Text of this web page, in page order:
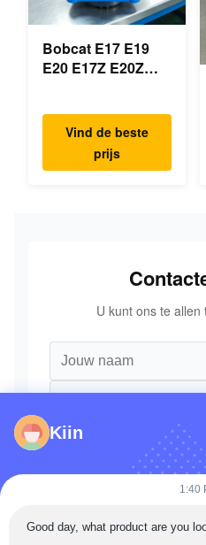
Bobcat E17 E19
E20 E17Z E20Z
7024419 Voor mini
graafmachine
Vind de beste
prijs
U kunt ons te
Kiin
1:40
Good day, what product are you